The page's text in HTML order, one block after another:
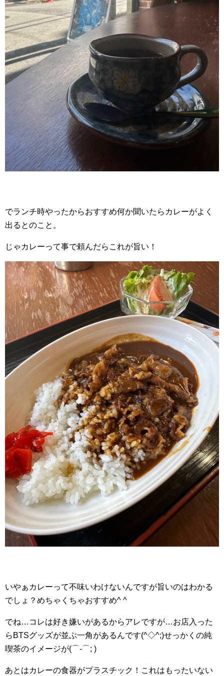
でランチ時やったからおすすめ何か聞いたらカレーがよく
出るとのこと。
じゃカレーって事で頼んだらこれが旨い！
いやぁカレーって不味いわけないんですが旨いのはわかる
でしょ？めちゃくちゃおすすめ^ ^
でね…コレは好き嫌いがあるからアレですが…お店入った
らBTSグッズが並ぶ一角があるんです(^◇^;)せっかくの純
喫茶のイメージが(⌒-⌒; )
あとはカレーの食器がプラスチック！これはもったいない